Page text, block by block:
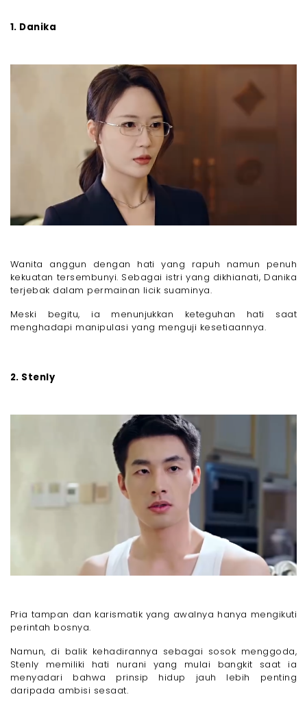
1. Danika
Wanita anggun dengan hati yang rapuh namun penuh
kekuatan tersembunyi. Sebagai istri yang dikhianati, Danika
terjebak dalam permainan licik suaminya.
Meski begitu, ia menunjukkan keteguhan hati saat
menghadapi manipulasi yang menguji kesetiaannya.
2. Stenly
Pria tampan dan karismatik yang awalnya hanya mengikuti
perintah bosnya.
Namun, di balik kehadirannya sebagai sosok menggoda,
Stenly memiliki hati nurani yang mulai bangkit saat ia
menyadari bahwa prinsip hidup jauh lebih penting
daripada ambisi sesaat.